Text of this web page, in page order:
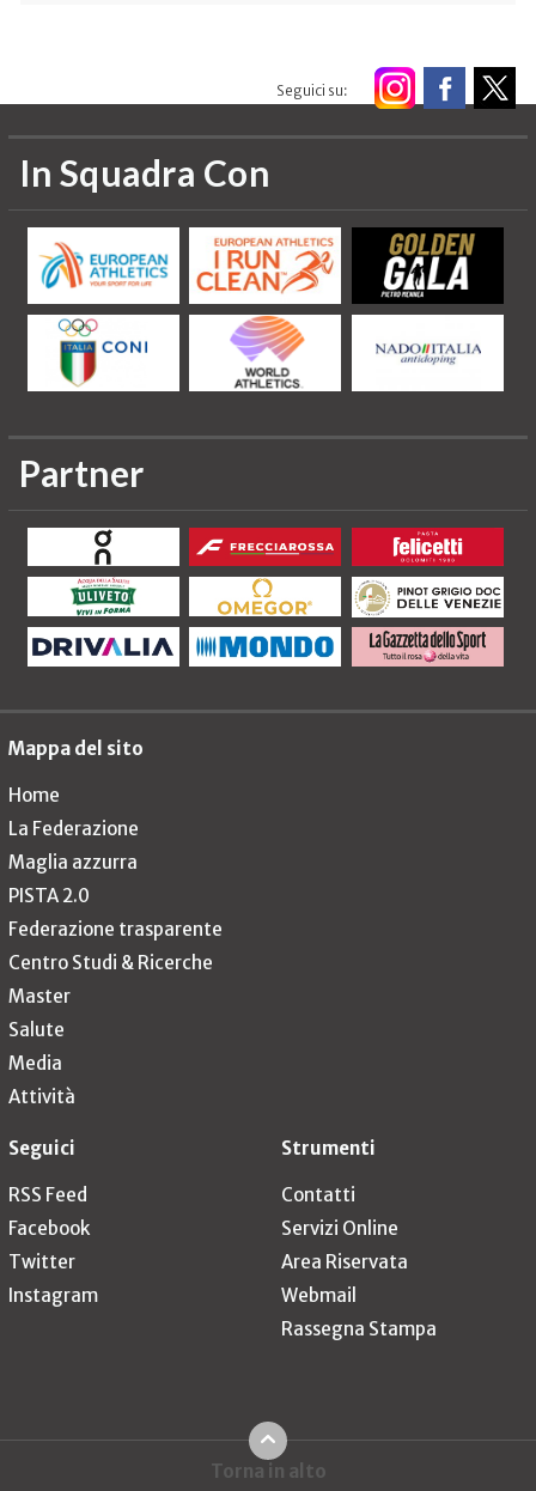
Seguici su:
In Squadra Con
Partner
Mappa del sito
Home
La Federazione
Maglia azzurra
PISTA 2.0
Federazione trasparente
Centro Studi & Ricerche
Master
Salute
Media
Attività
Seguici
RSS Feed
Facebook
Twitter
Instagram
Strumenti
Contatti
Servizi Online
Area Riservata
Webmail
Rassegna Stampa
Torna in alto